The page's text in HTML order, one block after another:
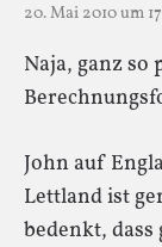
20. Mai 2010 um
Naja, ganz
John auf
Lettland ist
bedenkt, dass